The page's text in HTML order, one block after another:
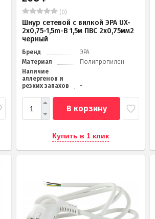
(0)
Шнур сетевой с вилкой ЭРА UX-
2x0,75-1,5m-B 1,5м ПВС 2x0,75мм2
черный
Бренд
ЭРА
Материал
Полипропилен
Наличие
аллергенов и
резких запахов
-
В корзину
Купить в 1 клик